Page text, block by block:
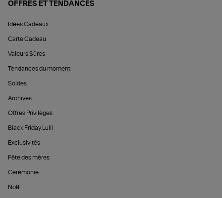
OFFRES ET TENDANCES
Idées Cadeaux
Carte Cadeau
Valeurs Sûres
Tendances du moment
Soldes
Archives
Offres Privilèges
Black Friday Lulli
Exclusivités
Fête des mères
Cérémonie
Noël